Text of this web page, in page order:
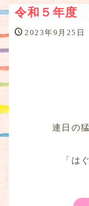
令和５年度
2023年9月25日
連日の
「は